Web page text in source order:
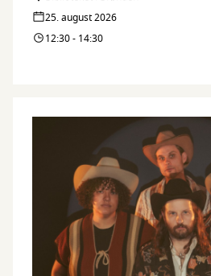
25. august 2026
12:30 - 14:30